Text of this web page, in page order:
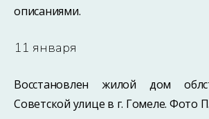
описаниями.
11 января
Восстановлен жилой дом
Советской улице в г. Гомеле. Фото